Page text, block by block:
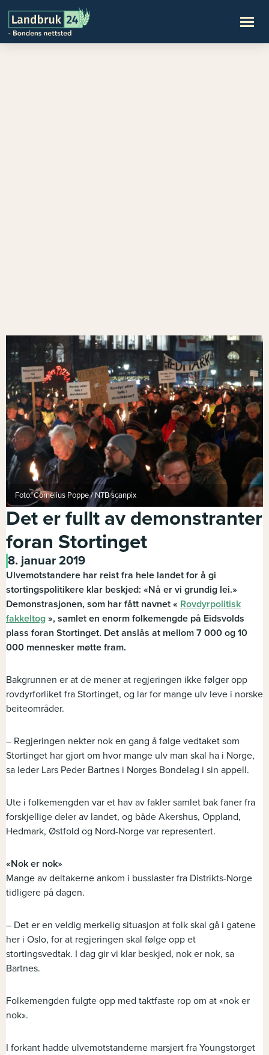
Foto: Cornelius Poppe / NTB scanpix
Det er fullt av demonstranter
foran Stortinget
8. januar 2019
Ulvemotstandere har reist fra hele landet for å gi
stortingspolitikere klar beskjed: «Nå er vi grundig lei.»
Demonstrasjonen, som har fått navnet « Rovdyrpolitisk
fakkeltog », samlet en enorm folkemengde på Eidsvolds
plass foran Stortinget. Det anslås at mellom 7 000 og 10
000 mennesker møtte fram.
Bakgrunnen er at de mener at regjeringen ikke følger opp
rovdyrforliket fra Stortinget, og lar for mange ulv leve i norske
beiteområder.
– Regjeringen nekter nok en gang å følge vedtaket som
Stortinget har gjort om hvor mange ulv man skal ha i Norge,
sa leder Lars Peder Bartnes i Norges Bondelag i sin appell.
Ute i folkemengden var et hav av fakler samlet bak faner fra
forskjellige deler av landet, og både Akershus, Oppland,
Hedmark, Østfold og Nord-Norge var representert.
«Nok er nok»
Mange av deltakerne ankom i busslaster fra Distrikts-Norge
tidligere på dagen.
– Det er en veldig merkelig situasjon at folk skal gå i gatene
her i Oslo, for at regjeringen skal følge opp et
stortingsvedtak. I dag gir vi klar beskjed, nok er nok, sa
Bartnes.
Folkemengden fulgte opp med taktfaste rop om at «nok er
nok».
I forkant hadde ulvemotstanderne marsjert fra Youngstorget